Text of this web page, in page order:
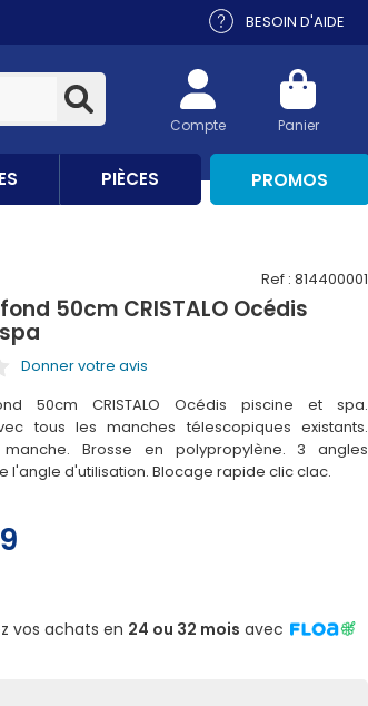
BESOIN D'AIDE
Panier
Compte
PIÈCES PROMOS
Ref : 814400001
50cm CRISTALO Océdis
Donner votre avis
50cm CRISTALO Océdis piscine et spa.
tous les manches télescopiques existants.
Brosse en polypropylène. 3 angles
l'angle d'utilisation. Blocage rapide clic clac.
vos achats en 24 ou 32 mois avec